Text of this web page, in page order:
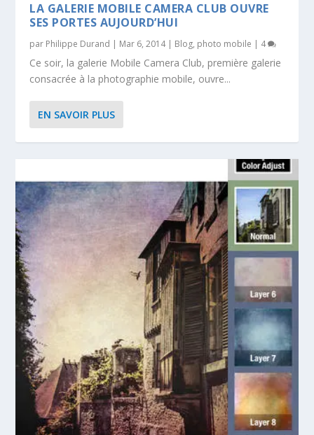
LA GALERIE MOBILE CAMERA CLUB OUVRE
SES PORTES AUJOURD’HUI
par Philippe Durand Mar 6, 2014| Blog, photo mobile 4
Ce soir, la galerie Mobile Camera Club, première galerie
consacrée à la photographie mobile, ouvre...
EN SAVOIR PLUS